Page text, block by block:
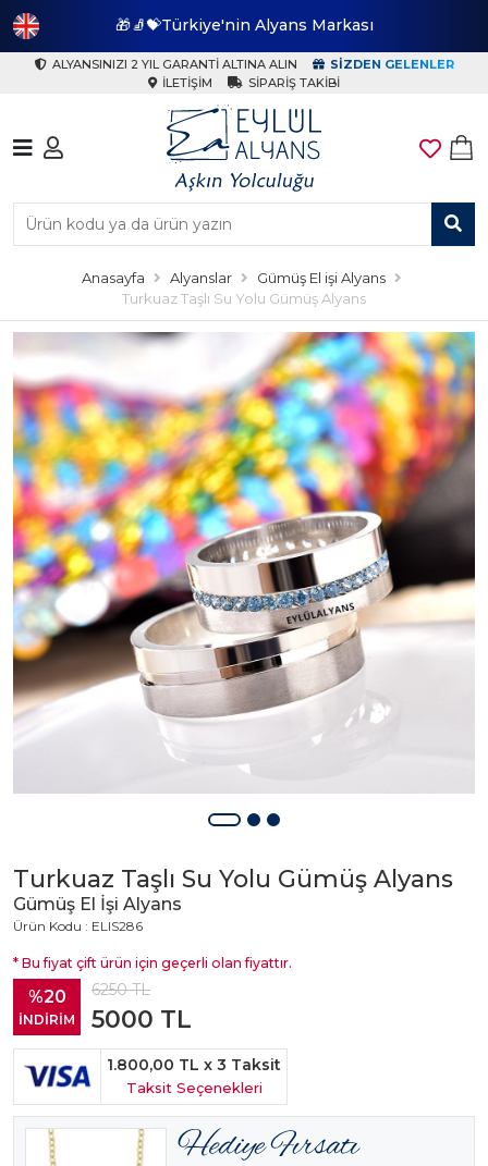
🎁🧦💝Türkiye'nin Alyans Markası
ALYANSINIZI 2 YIL GARANTI ALTINA ALIN
SIZDEN GELENLER
İLETIŞIM
SIPARIŞ TAKIBI
Anasayfa Alyanslar
Gümüş El işi Alyans
Turkuaz Taşlı Su Yolu Gümüş Alyans
Turkuaz Taşlı Su Yolu Gümüş Alyans
Gümüş El İşi Alyans
Ürün Kodu : ELIS286
* Bu fiyat çift ürün için geçerli olan fiyattır.
%20
İNDİRİM
6250TL
5000 TL
1.800,00 TL x 3 Taksit
Taksit Seçenekleri